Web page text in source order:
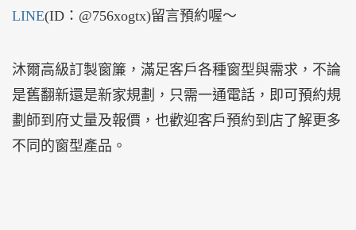
LINE(ID：@756xogtx)留言預約喔～
沐爾高級訂製窗簾，滿足客戶各種窗型與需求，不論
是舊翻新還是新家規劃，只需一通電話，即可預約規
劃師到府丈量及報價，也歡迎客戶預約到店了解更多
不同的窗型產品。